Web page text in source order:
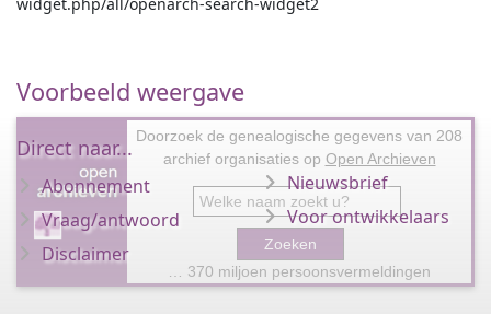
Voorbeeld weergave
Doorzoek de genealogische gegevens van 208
archief organisaties op Open Archieven
… 370 miljoen persoonsvermeldingen
Direct naar...
Abonnement
Vraag/antwoord
Disclaimer
Nieuwsbrief
Voor ontwikkelaars